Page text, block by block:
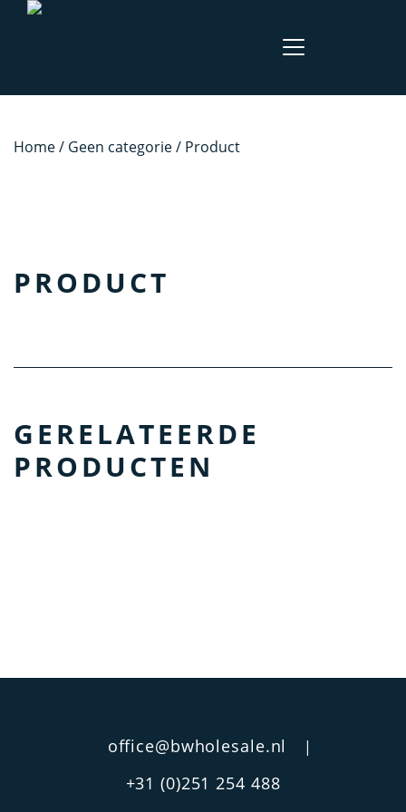
Home/ Geen categorie/ Product
PRODUCT
GERELATEERDE
PRODUCTEN
office@bwholesale.nl |
+31 (0)251 254 488